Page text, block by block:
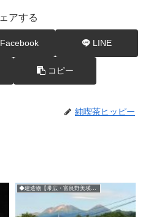
アする
Facebook LINE
コピー
純喫茶ヒッピー
◆建造物【帯広・富良野美瑛方面】